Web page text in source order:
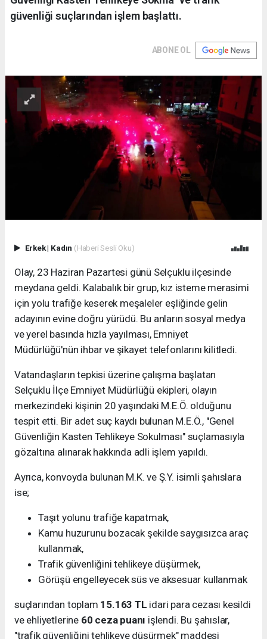
güvenliği suçlarından işlem başlattı.
ABONE OL
Erkek| Kadın (Haberi Sesli Oku)
Olay, 23 Haziran Pazartesi günü Selçuklu ilçesinde
meydana geldi. Kalabalık bir grup, kız isteme merasimi
için yolu trafiğe keserek meşaleler eşliğinde gelin
adayının evine doğru yürüdü. Bu anların sosyal medya
ve yerel basında hızla yayılması, Emniyet
Müdürlüğü'nün ihbar ve şikayet telefonlarını kilitledi.
Vatandaşların tepkisi üzerine çalışma başlatan
Selçuklu İlçe Emniyet Müdürlüğü ekipleri, olayın
merkezindeki kişinin 20 yaşındaki M.E.Ö. olduğunu
tespit etti. Bir adet suç kaydı bulunan M.E.Ö., "Genel
Güvenliğin Kasten Tehlikeye Sokulması" suçlamasıyla
gözaltına alınarak hakkında adli işlem yapıldı.
Ayrıca, konvoyda bulunan M.K. ve Ş.Y. isimli şahıslara
ise;
Taşıt yolunu trafiğe kapatmak,
Kamu huzurunu bozacak şekilde saygısızca araç
kullanmak,
Trafik güvenliğini tehlikeye düşürmek,
Görüşü engelleyecek süs ve aksesuar kullanmak
suçlarından toplam 15.163 TL idari para cezası kesildi
ve ehliyetlerine 60 ceza puanı işlendi. Bu şahıslar,
"trafik güvenliğini tehlikeye düşürmek" maddesi